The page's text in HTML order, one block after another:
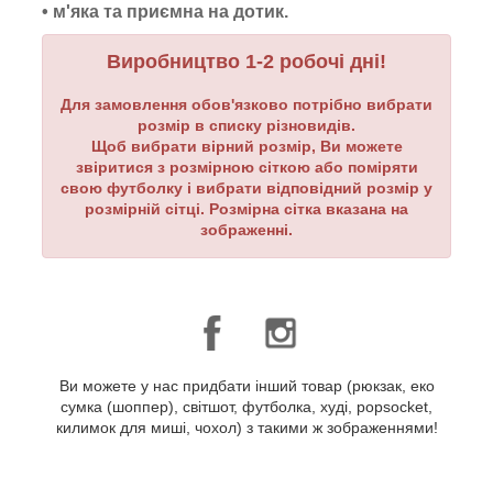
• м'яка та приємна на дотик.
Виробництво 1-2 робочі дні!
Для замовлення обов'язково потрібно вибрати
розмір в списку різновидів.
Щоб вибрати вірний розмір, Ви можете
звіритися з розмірною сіткою або поміряти
свою футболку і вибрати відповідний розмір у
розмірній сітці. Розмірна сітка вказана на
зображенні.
Ви можете у нас придбати інший товар (рюкзак, еко
сумка (шоппер), світшот, футболка, худі, popsocket,
килимок для миші, чохол) з такими ж зображеннями!